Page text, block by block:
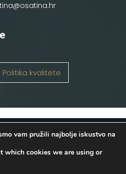
Politika kvalitete
2026
. Configured
. Sva prava pridržana.
vam pružili najbolje iskustvo na
which cookies we are using or